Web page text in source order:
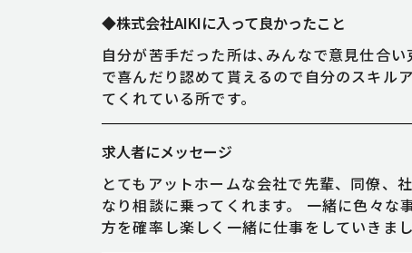
◆株式会社AIKIに入って良かったこと
自分が苦手だった所は､みんなで意見仕合
で喜んだり認めて貰えるので自分のスキル
てくれている所です。
求人者にメッセージ
とてもアットホームな会社で先輩、同僚、
なり相談に乗ってくれます。 一緒に色々な
方を確率し楽しく一緒に仕事をしていきまし